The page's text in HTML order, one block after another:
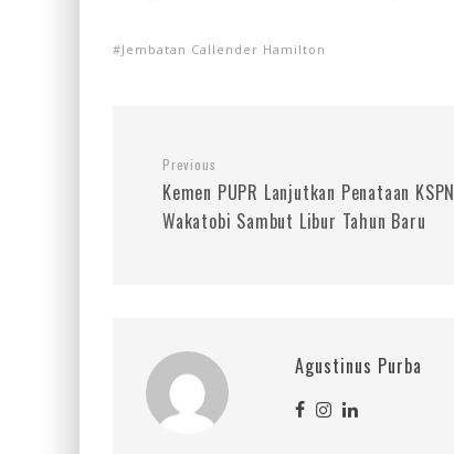
Jembatan Callender Hamilton
Previous
Kemen PUPR Lanjutkan Penataan KSPN
Wakatobi Sambut Libur Tahun Baru
Agustinus Purba